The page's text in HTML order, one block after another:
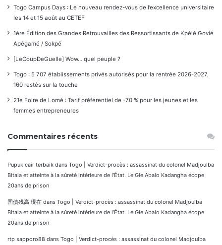
Togo Campus Days : Le nouveau rendez-vous de l’excellence universitaire
les 14 et 15 août au CETEF
1ère Édition des Grandes Retrouvailles des Ressortissants de Kpélé Govié
Apégamé / Sokpé
[LeCoupDeGuelle] Wow… quel peuple ?
Togo : 5 707 établissements privés autorisés pour la rentrée 2026-2027,
160 restés sur la touche
21e Foire de Lomé : Tarif préférentiel de -70 % pour les jeunes et les
femmes entrepreneures
Commentaires récents
Pupuk cair terbaik dans Togo | Verdict-procès : assassinat du colonel Madjoulba
Bitala et atteinte à la sûreté intérieure de l’État. Le Gle Abalo Kadangha écope
20ans de prison
国債残高 現在 dans Togo | Verdict-procès : assassinat du colonel Madjoulba
Bitala et atteinte à la sûreté intérieure de l’État. Le Gle Abalo Kadangha écope
20ans de prison
rtp sapporo88 dans Togo | Verdict-procès : assassinat du colonel Madjoulba